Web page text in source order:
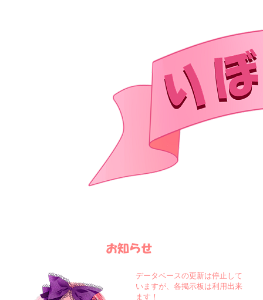
データベースの更新は停止して
いますが、各掲示板は利用出来
ます！